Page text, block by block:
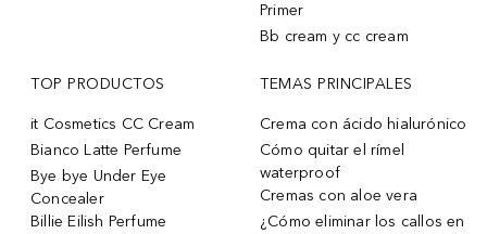
Primer
Bb cream y cc cream
TOP PRODUCTOS
it Cosmetics CC Cream
Bianco Latte Perfume
Bye bye Under Eye
Concealer
Billie Eilish Perfume
TEMAS PRINCIPALES
Crema con ácido hialurónico
Cómo quitar el rímel
waterproof
Cremas con aloe vera
¿Cómo eliminar los callos en